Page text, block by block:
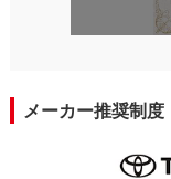
メーカー推奨制度